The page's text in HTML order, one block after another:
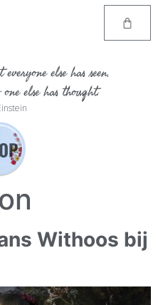
else has seen,
else has thought.
Withoos bij